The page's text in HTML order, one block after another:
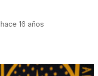
hace 16 años